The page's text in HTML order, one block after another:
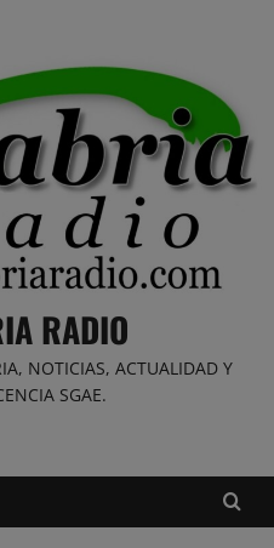
RADIO
NOTICIAS, ACTUALIDAD Y
SGAE.